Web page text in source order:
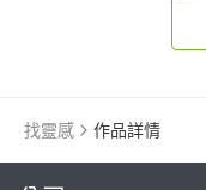
找靈感 作品詳情